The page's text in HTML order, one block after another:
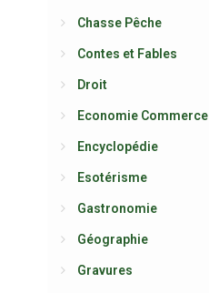
Chasse Pêche
Contes et Fables
Droit
Economie Commerce
Encyclopédie
Esotérisme
Gastronomie
Géographie
Gravures